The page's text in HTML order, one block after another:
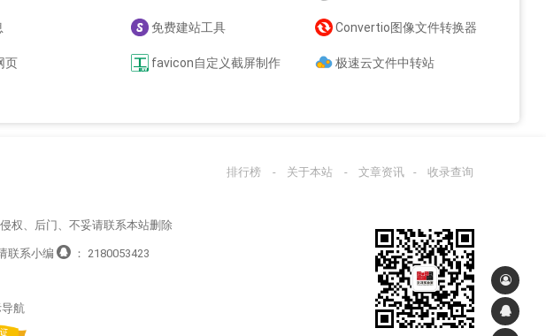
免费建站工具 Convertio图像文件转换器
页 favicon自定义截屏制作 极速云文件中转站
排行榜 - 关于本站 - 文章资讯 - 收录查询
权、后门、不妥请联系本站删除
联系小编 ： 2180053423
航